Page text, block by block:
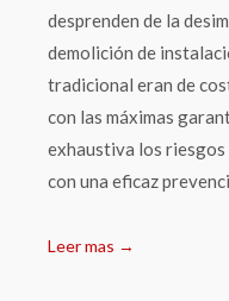
desprenden de la
demolición de
tradicional eran de
con las máximas
exhaustiva los
con una eficaz
Leer mas →